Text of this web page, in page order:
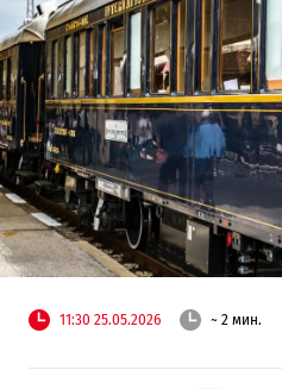
11:30 25.05.2026 ~ 2 мин.